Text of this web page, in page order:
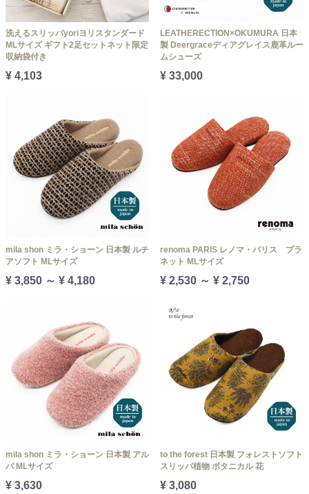
洗えるスリッパyoriヨリスタンダード
MLサイズ ギフト2足セットネット限定
収納袋付き
¥ 4,103
LEATHERECTION×OKUMURA 日本
製 Deergraceディアグレイス鹿革ルー
ムシューズ
¥ 33,000
mila shon ミラ・ショーン 日本製 ルチ
アソフト MLサイズ
¥ 3,850 ～ ¥ 4,180
renoma PARIS レノマ・パリス プラ
ネット MLサイズ
¥ 2,530 ～ ¥ 2,750
mila shon ミラ・ショーン 日本製 アル
バ MLサイズ
¥ 3,630
to the forest 日本製 フォレストソフト
スリッパ植物 ボタニカル 花
¥ 3,080